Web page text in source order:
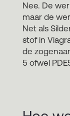
Nee. De
maar de
Net als
stof in
de
5 ofwel